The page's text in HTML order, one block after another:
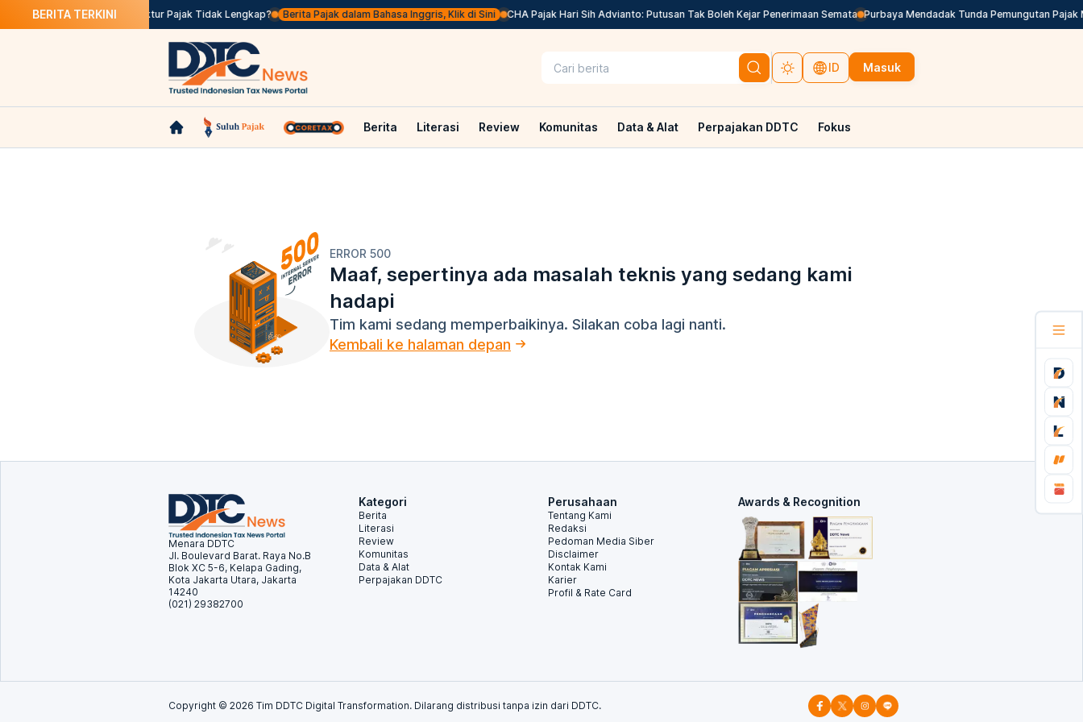
BERITA TERKINI
31 Oktober Apa Itu Faktur Pajak Tidak Lengkap? Berita Pajak dalam Bahasa Inggris, Klik di Sini CHA Pajak Hari Sih Advianto: Putusan Tak Boleh Kejar Penerimaan Semata Purbaya Mendadak Tunda Pemungutan Pajak
ID Masuk
Berita Literasi Review Komunitas Data & Alat Perpajakan DDTC Fokus
ERROR 500
Maaf, sepertinya ada masalah teknis yang sedang kami
hadapi
Tim kami sedang memperbaikinya. Silakan coba lagi nanti.
Kembali ke halaman depan
Menara DDTC
Jl. Boulevard Barat. Raya No.B
Blok XC 5-6, Kelapa Gading,
Kota Jakarta Utara, Jakarta
14240
(021) 29382700
Kategori
Berita
Literasi
Review
Komunitas
Data & Alat
Perpajakan DDTC
Perusahaan
Tentang Kami
Redaksi
Pedoman Media Siber
Disclaimer
Kontak Kami
Karier
Profil & Rate Card
Awards & Recognition
Copyright © 2026 Tim DDTC Digital Transformation. Dilarang distribusi tanpa izin dari DDTC.